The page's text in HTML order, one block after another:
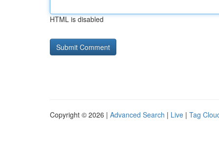
HTML is disabled
Copyright © 2026 | Advanced Search | Live | Tag